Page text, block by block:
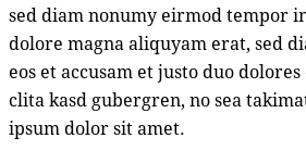
sed diam nonumy eirmod tempor
dolore magna aliquyam erat, sed
eos et accusam et justo duo
clita kasd gubergren, no sea
ipsum dolor sit amet.